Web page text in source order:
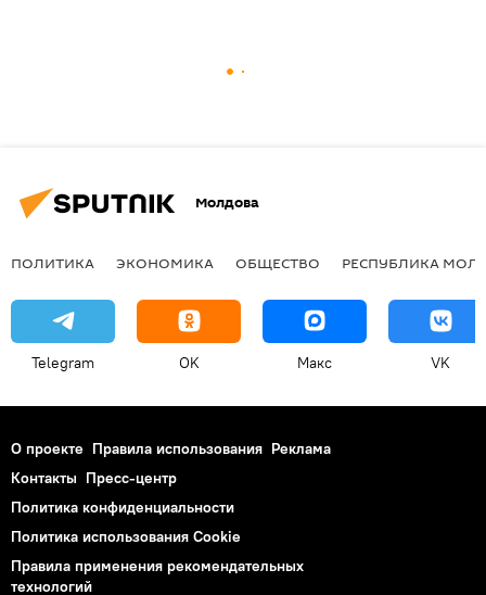
Молдова
ПОЛИТИКА ЭКОНОМИКА ОБЩЕСТВО РЕСПУБЛИКА
Telegram OK Макс VK
О проекте Правила использования Реклама
Контакты Пресс-центр
Политика конфиденциальности
Политика использования Cookie
Правила применения рекомендательных
технологий